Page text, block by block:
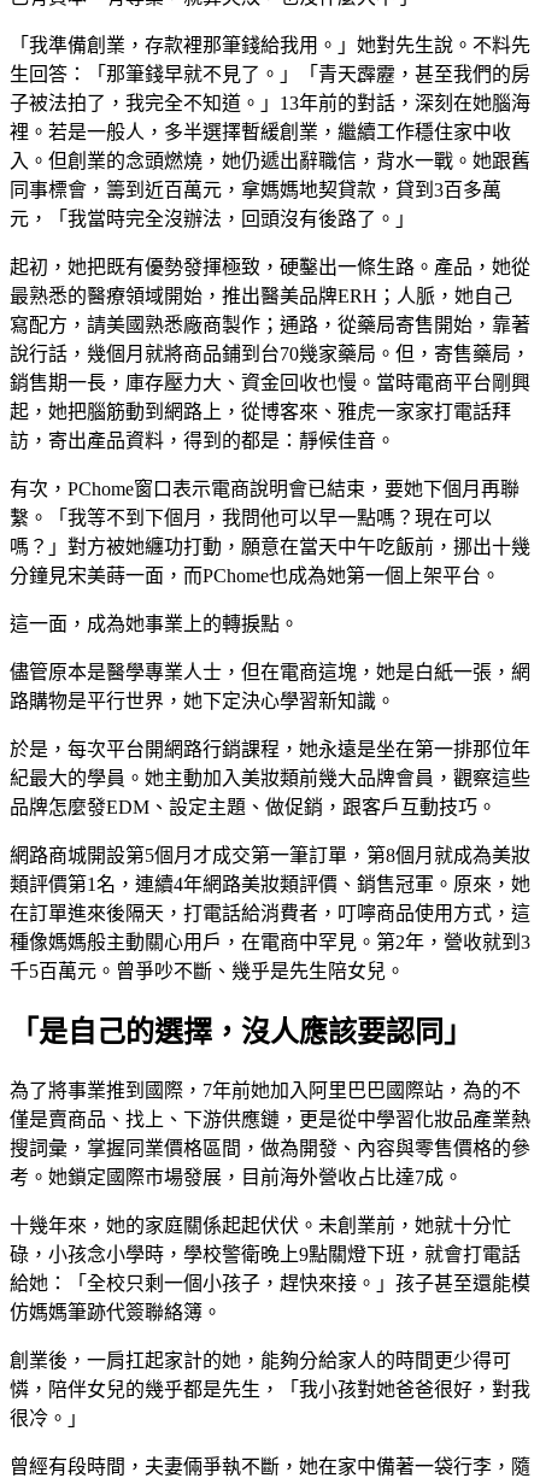
「我準備創業，存款裡那筆錢給我用。」她對先生說。不料先
生回答：「那筆錢早就不見了。」「青天霹靂，甚至我們的房
子被法拍了，我完全不知道。」13年前的對話，深刻在她腦海
裡。若是一般人，多半選擇暫緩創業，繼續工作穩住家中收
入。但創業的念頭燃燒，她仍遞出辭職信，背水一戰。她跟舊
同事標會，籌到近百萬元，拿媽媽地契貸款，貸到3百多萬
元，「我當時完全沒辦法，回頭沒有後路了。」
起初，她把既有優勢發揮極致，硬鑿出一條生路。產品，她從
最熟悉的醫療領域開始，推出醫美品牌ERH；人脈，她自己
寫配方，請美國熟悉廠商製作；通路，從藥局寄售開始，靠著
說行話，幾個月就將商品鋪到台70幾家藥局。但，寄售藥局，
銷售期一長，庫存壓力大、資金回收也慢。當時電商平台剛興
起，她把腦筋動到網路上，從博客來、雅虎一家家打電話拜
訪，寄出產品資料，得到的都是：靜候佳音。
有次，PChome窗口表示電商說明會已結束，要她下個月再聯
繫。「我等不到下個月，我問他可以早一點嗎？現在可以
嗎？」對方被她纏功打動，願意在當天中午吃飯前，挪出十幾
分鐘見宋美蒔一面，而PChome也成為她第一個上架平台。
這一面，成為她事業上的轉捩點。
儘管原本是醫學專業人士，但在電商這塊，她是白紙一張，網
路購物是平行世界，她下定決心學習新知識。
於是，每次平台開網路行銷課程，她永遠是坐在第一排那位年
紀最大的學員。她主動加入美妝類前幾大品牌會員，觀察這些
品牌怎麼發EDM、設定主題、做促銷，跟客戶互動技巧。
網路商城開設第5個月才成交第一筆訂單，第8個月就成為美妝
類評價第1名，連續4年網路美妝類評價、銷售冠軍。原來，她
在訂單進來後隔天，打電話給消費者，叮嚀商品使用方式，這
種像媽媽般主動關心用戶，在電商中罕見。第2年，營收就到3
千5百萬元。曾爭吵不斷、幾乎是先生陪女兒。
「是自己的選擇，沒人應該要認同」
為了將事業推到國際，7年前她加入阿里巴巴國際站，為的不
僅是賣商品、找上、下游供應鏈，更是從中學習化妝品產業熱
搜詞彙，掌握同業價格區間，做為開發、內容與零售價格的參
考。她鎖定國際市場發展，目前海外營收占比達7成。
十幾年來，她的家庭關係起起伏伏。未創業前，她就十分忙
碌，小孩念小學時，學校警衛晚上9點關燈下班，就會打電話
給她：「全校只剩一個小孩子，趕快來接。」孩子甚至還能模
仿媽媽筆跡代簽聯絡簿。
創業後，一肩扛起家計的她，能夠分給家人的時間更少得可
憐，陪伴女兒的幾乎都是先生，「我小孩對她爸爸很好，對我
很冷。」
曾經有段時間，夫妻倆爭執不斷，她在家中備著一袋行李，隨